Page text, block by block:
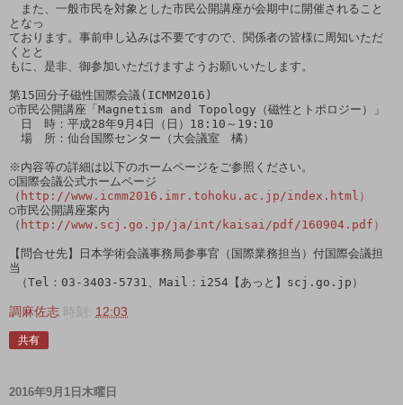
また、一般市民を対象とした市民公開講座が会期中に開催されること
となっ
ております。事前申し込みは不要ですので、関係者の皆様に周知いただ
くとと
もに、是非、御参加いただけますようお願いいたします。
第15回分子磁性国際会議(ICMM2016)
○市民公開講座「Magnetism and Topology（磁性とトポロジー）」
日　時：平成28年9月4日（日）18:10～19:10
場　所：仙台国際センター（大会議室　橘）
※内容等の詳細は以下のホームページをご参照ください。
○国際会議公式ホームページ
（ http://www.icmm2016.imr.tohoku.ac.jp/index.html）
○市民公開講座案内
（ http://www.scj.go.jp/ja/int/kaisai/pdf/160904.pdf）
【問合せ先】日本学術会議事務局参事官（国際業務担当）付国際会議担
当
（Tel：03-3403-5731、Mail：i254【あっと】scj.go.jp）
調麻佐志 時刻: 12:03
共有
2016年9月1日木曜日